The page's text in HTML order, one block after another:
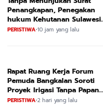
Penangkapan, Penegakan
hukum Kehutanan Sulawesi
Selatan Culik Petani Ladah Di
PERISTIWA•10 jam yang lalu
Rapat Ruang Kerja Forum
Pemuda Bangkalan Soroti
Proyek Irigasi Tanpa Papan
Nama
PERISTIWA•2 hari yang lalu